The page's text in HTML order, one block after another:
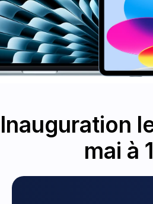
Inauguration
mai à